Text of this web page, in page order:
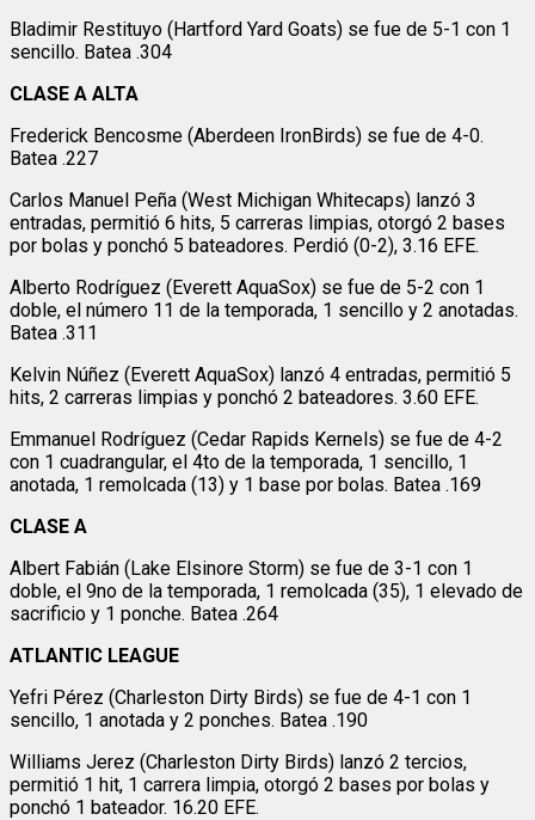
Bladimir Restituyo (Hartford Yard Goats) se fue de 5-1 con 1
sencillo. Batea .304
CLASE A ALTA
Frederick Bencosme (Aberdeen IronBirds) se fue de 4-0.
Batea .227
Carlos Manuel Peña (West Michigan Whitecaps) lanzó 3
entradas, permitió 6 hits, 5 carreras limpias, otorgó 2 bases
por bolas y ponchó 5 bateadores. Perdió (0-2), 3.16 EFE.
Alberto Rodríguez (Everett AquaSox) se fue de 5-2 con 1
doble, el número 11 de la temporada, 1 sencillo y 2 anotadas.
Batea .311
Kelvin Núñez (Everett AquaSox) lanzó 4 entradas, permitió 5
hits, 2 carreras limpias y ponchó 2 bateadores. 3.60 EFE.
Emmanuel Rodríguez (Cedar Rapids Kernels) se fue de 4-2
con 1 cuadrangular, el 4to de la temporada, 1 sencillo, 1
anotada, 1 remolcada (13) y 1 base por bolas. Batea .169
CLASE A
Albert Fabián (Lake Elsinore Storm) se fue de 3-1 con 1
doble, el 9no de la temporada, 1 remolcada (35), 1 elevado de
sacrificio y 1 ponche. Batea .264
ATLANTIC LEAGUE
Yefri Pérez (Charleston Dirty Birds) se fue de 4-1 con 1
sencillo, 1 anotada y 2 ponches. Batea .190
Williams Jerez (Charleston Dirty Birds) lanzó 2 tercios,
permitió 1 hit, 1 carrera limpia, otorgó 2 bases por bolas y
ponchó 1 bateador. 16.20 EFE.